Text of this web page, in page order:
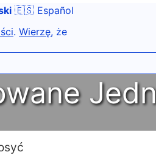
🇪🇸 Español
. Wierzę, że